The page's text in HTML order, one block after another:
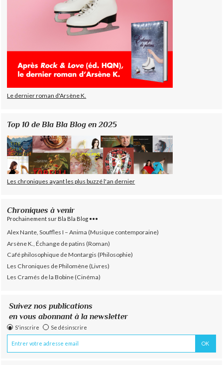
Le dernier roman d'Arsène K.
Top 10 de Bla Bla Blog en 2025
Les chroniques ayant les plus buzzé l'an dernier
Chroniques à venir
Prochainement sur Bla Bla Blog •••
Alex Nante, Souffles I – Anima (Musique contemporaine)
Arsène K., Échange de patins (Roman)
Café philosophique de Montargis (Philosophie)
Les Chroniques de Philomène (Livres)
Les Cramés de la Bobine (Cinéma)
Suivez nos publications
en vous abonnant à la newsletter
S'inscrire Se désinscrire